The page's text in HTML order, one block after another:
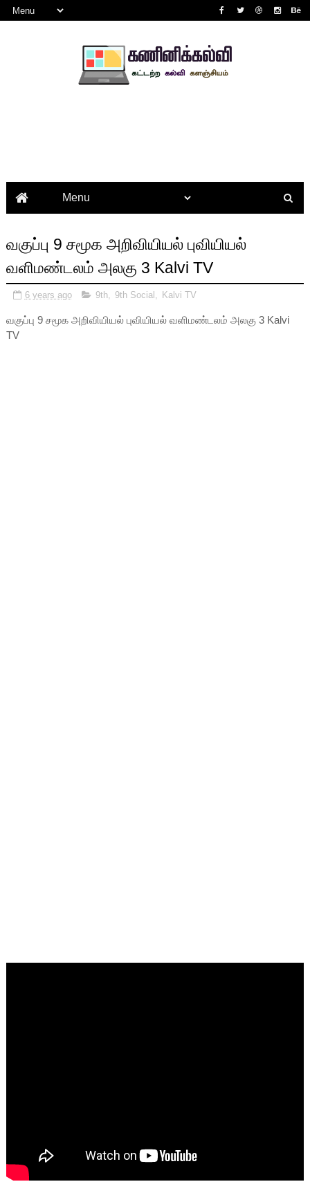
வகுப்பு 9 சமூக அறிவியியல் புவியியல்
வளிமண்டலம் அலகு 3 Kalvi TV
6 years ago 9th, 9th Social Kalvi TV
வகுப்பு 9 சமூக அறிவியியல் புவியியல் வளிமண்டலம் அலகு 3 Kalvi
TV